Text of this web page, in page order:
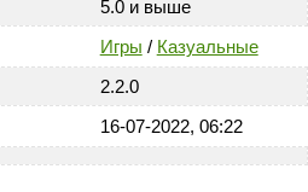
5.0 и выше
Игры / Казуальные
2.2.0
16-07-2022, 06:22